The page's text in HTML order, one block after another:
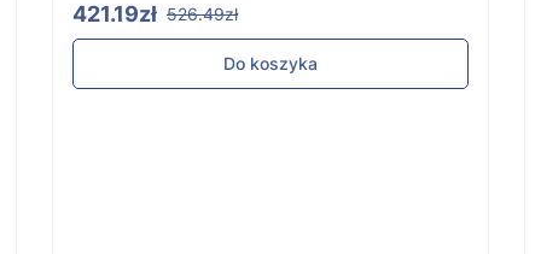
421.19zł 526.49zł
Do koszyka